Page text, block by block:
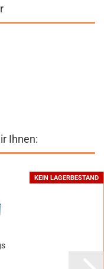
Ihnen:
KEIN LAGERBESTAND